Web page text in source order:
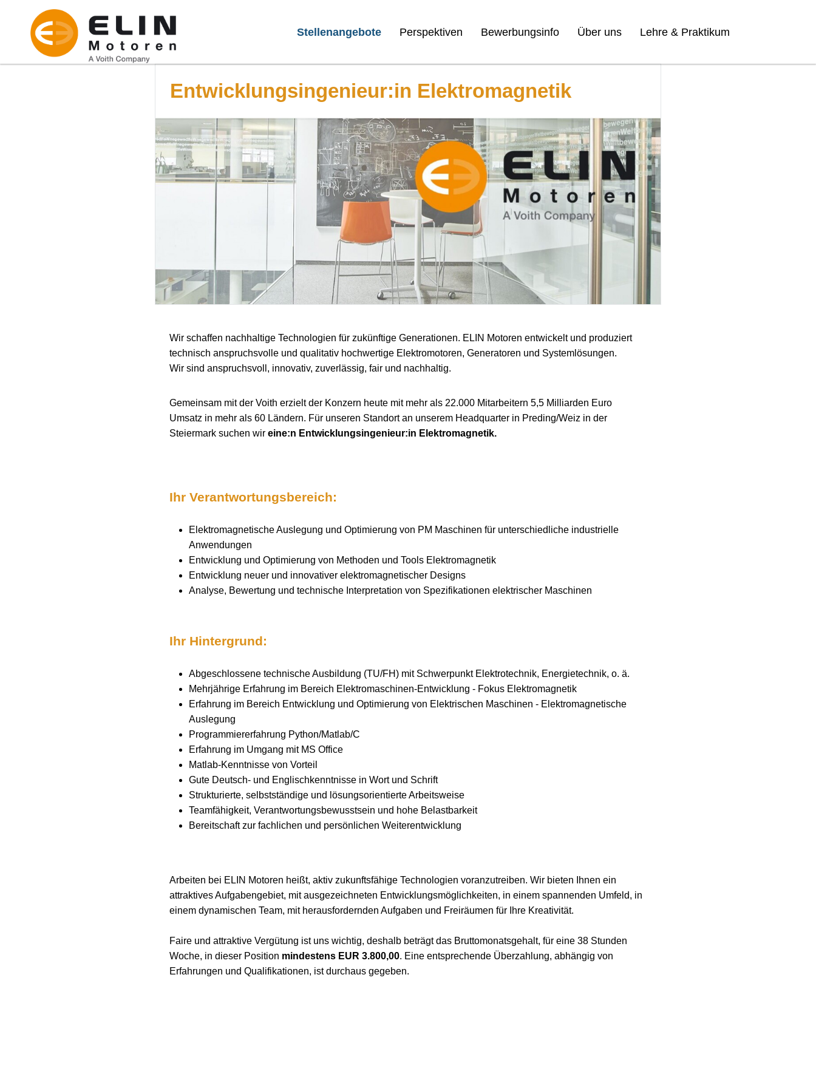
Stellenangebote Perspektiven Bewerbungsinfo Über uns Lehre & Praktikum
Entwicklungsingenieur:in Elektromagnetik
Wir schaffen nachhaltige Technologien für zukünftige Generationen. ELIN Motoren entwickelt und produziert
technisch anspruchsvolle und qualitativ hochwertige Elektromotoren, Generatoren und Systemlösungen.
Wir sind anspruchsvoll, innovativ, zuverlässig, fair und nachhaltig.
Gemeinsam mit der Voith erzielt der Konzern heute mit mehr als 22.000 Mitarbeitern 5,5 Milliarden Euro
Umsatz in mehr als 60 Ländern. Für unseren Standort an unserem Headquarter in Preding/Weiz in der
Steiermark suchen wir eine:n Entwicklungsingenieur:in Elektromagnetik.
Ihr Verantwortungsbereich:
Elektromagnetische Auslegung und Optimierung von PM Maschinen für unterschiedliche industrielle
Anwendungen
Entwicklung und Optimierung von Methoden und Tools Elektromagnetik
Entwicklung neuer und innovativer elektromagnetischer Designs
Analyse, Bewertung und technische Interpretation von Spezifikationen elektrischer Maschinen
Ihr Hintergrund:
Abgeschlossene technische Ausbildung (TU/FH) mit Schwerpunkt Elektrotechnik, Energietechnik, o. ä.
Mehrjährige Erfahrung im Bereich Elektromaschinen-Entwicklung - Fokus Elektromagnetik
Erfahrung im Bereich Entwicklung und Optimierung von Elektrischen Maschinen - Elektromagnetische
Auslegung
Programmiererfahrung Python/Matlab/C
Erfahrung im Umgang mit MS Office
Matlab-Kenntnisse von Vorteil
Gute Deutsch- und Englischkenntnisse in Wort und Schrift
Strukturierte, selbstständige und lösungsorientierte Arbeitsweise
Teamfähigkeit, Verantwortungsbewusstsein und hohe Belastbarkeit
Bereitschaft zur fachlichen und persönlichen Weiterentwicklung
Arbeiten bei ELIN Motoren heißt, aktiv zukunftsfähige Technologien voranzutreiben. Wir bieten Ihnen ein
attraktives Aufgabengebiet, mit ausgezeichneten Entwicklungsmöglichkeiten, in einem spannenden Umfeld, in
einem dynamischen Team, mit herausfordernden Aufgaben und Freiräumen für Ihre Kreativität.
Faire und attraktive Vergütung ist uns wichtig, deshalb beträgt das Bruttomonatsgehalt, für eine 38 Stunden
Woche, in dieser Position mindestens EUR 3.800,00. Eine entsprechende Überzahlung, abhängig von
Erfahrungen und Qualifikationen, ist durchaus gegeben.